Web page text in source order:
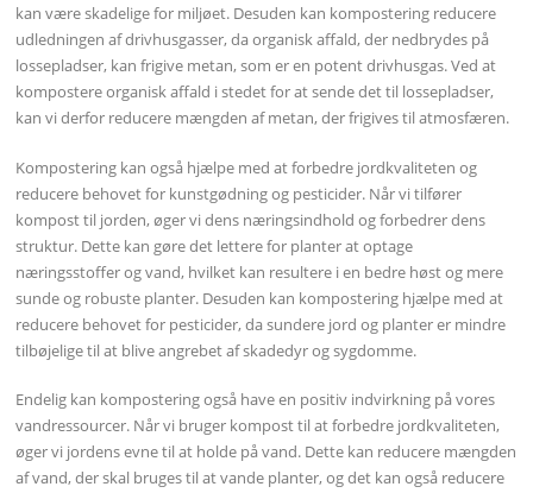
kan være skadelige for miljøet. Desuden kan kompostering reducere
udledningen af drivhusgasser, da organisk affald, der nedbrydes på
lossepladser, kan frigive metan, som er en potent drivhusgas. Ved at
kompostere organisk affald i stedet for at sende det til lossepladser,
kan vi derfor reducere mængden af metan, der frigives til atmosfæren.
Kompostering kan også hjælpe med at forbedre jordkvaliteten og
reducere behovet for kunstgødning og pesticider. Når vi tilfører
kompost til jorden, øger vi dens næringsindhold og forbedrer dens
struktur. Dette kan gøre det lettere for planter at optage
næringsstoffer og vand, hvilket kan resultere i en bedre høst og mere
sunde og robuste planter. Desuden kan kompostering hjælpe med at
reducere behovet for pesticider, da sundere jord og planter er mindre
tilbøjelige til at blive angrebet af skadedyr og sygdomme.
Endelig kan kompostering også have en positiv indvirkning på vores
vandressourcer. Når vi bruger kompost til at forbedre jordkvaliteten,
øger vi jordens evne til at holde på vand. Dette kan reducere mængden
af vand, der skal bruges til at vande planter, og det kan også reducere